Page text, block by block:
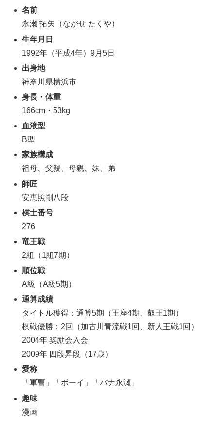
名前
永瀬 拓矢（ながせ たくや）
生年月日
1992年（平成4年）9月5日
出身地
神奈川県横浜市
身長・体重
166cm・53kg
血液型
B型
家族構成
祖母、父親、母親、妹、弟
師匠
安恵照剛八段
棋士番号
276
竜王戦
2組（1組7期）
順位戦
A級（A級5期）
通算成績
タイトル獲得：通算5期（王座4期、叡王1期）
棋戦優勝：2回（加古川青流戦1回、新人王戦1回）
2004年 奨励会入会
2009年 四段昇段（17歳）
愛称
「軍曹」「ボーイ」「バナ永瀬」
趣味
漫画